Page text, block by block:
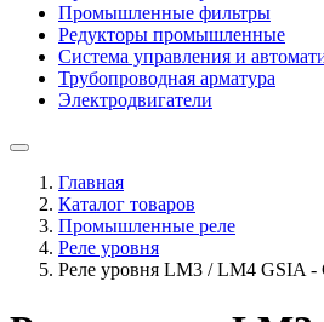
Промышленные фильтры
Редукторы промышленные
Система управления и
Трубопроводная арматура
Электродвигатели
Главная
Каталог товаров
Промышленные реле
Реле уровня
Реле уровня LM3 / LM4 GSIA